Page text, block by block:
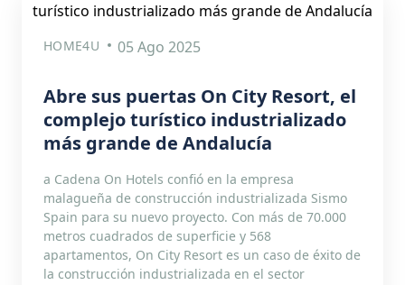
HOME4U 05 Ago 2025
Abre sus puertas On City Resort, el
complejo turístico industrializado
más grande de Andalucía
a Cadena On Hotels confió en la empresa
malagueña de construcción industrializada Sismo
Spain para su nuevo proyecto. Con más de 70.000
metros cuadrados de superficie y 568
apartamentos, On City Resort es un caso de éxito de
la construcción industrializada en el sector